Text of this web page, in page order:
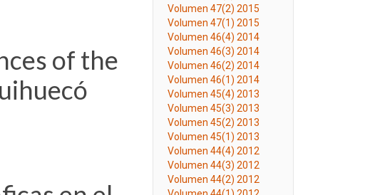
of the
Volumen 47(2) 2015
Volumen 47(1) 2015
Volumen 46(4) 2014
Volumen 46(3) 2014
Volumen 46(2) 2014
Volumen 46(1) 2014
Volumen 45(4) 2013
Volumen 45(3) 2013
Volumen 45(2) 2013
Volumen 45(1) 2013
Volumen 44(4) 2012
Volumen 44(3) 2012
Volumen 44(2) 2012